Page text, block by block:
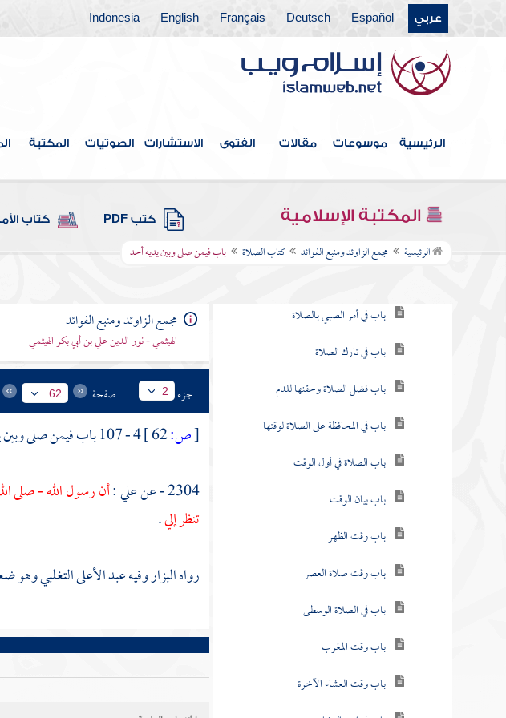
عربي Español
Deutsch
Français
English
Indonesia
الرئيسية موسوعات مقالات الفتوى الاستشارات الصوتيات المكتبة
المكتبة الإسلامية كتب PDF كتاب
الرئيسية مجمع الزاوئد ومنبع الفوائد كتاب الصلاة باب فيمن صلى وبين يديه أحد
فهرس الكتاب
خطبة الكتاب
كتاب الإيمان
كتاب العلم
كتاب الصلاة
باب في أمر الصبي بالصلاة
باب في تارك الصلاة
باب فضل الصلاة وحقنها للدم
باب في المحافظة على الصلاة لوقتها
باب الصلاة في أول الوقت
باب بيان الوقت
باب وقت الظهر
باب وقت صلاة العصر
باب في الصلاة الوسطى
باب وقت المغرب
باب وقت العشاء الآخرة
مجمع الزاوئد ومنبع الفوائد
الهيثمي - نور الدين علي بن أبي بكر الهيثمي
جزء 2 صفحة 62
[ص:
4 - 107 باب فيمن صلى وبين يديه أحد .
2304 - عن
علي:أن رسول الله - صلى
تنظر إلي.
رواهالبزاروفيهعبد الأعلى التغلبيوهو